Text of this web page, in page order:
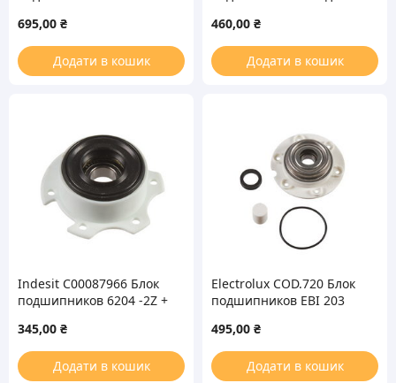
сальник VA-028 для
стиральной машины
695,00 ₴
Додати в кошик
стиральной машины
460,00 ₴
Додати в кошик
Indesit C00087966 Блок
подшипников 6204 -2Z +
(34*52/65*7/10.5) для
вертикальной
стиральной машины
345,00 ₴
Додати в кошик
Electrolux COD.720 Блок
подшипников EBI 203
стиральной машины
495,00 ₴
Додати в кошик